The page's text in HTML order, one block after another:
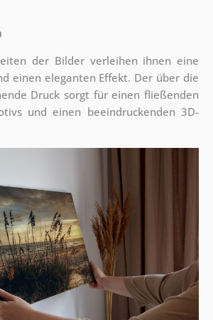
der Bilder verleihen ihnen eine
einen eleganten Effekt. Der über die
Druck sorgt für einen fließenden
und einen beeindruckenden 3D-